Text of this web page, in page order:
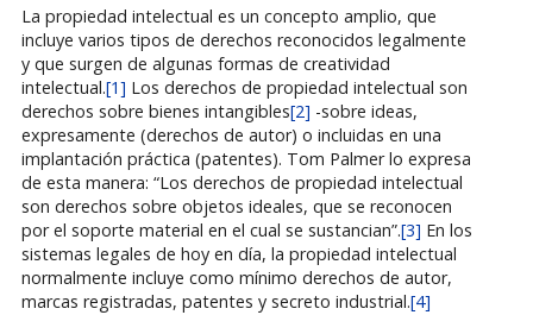
La propiedad intelectual es un concepto amplio, que
incluye varios tipos de derechos reconocidos legalmente
y que surgen de algunas formas de creatividad
intelectual.[1] Los derechos de propiedad intelectual son
derechos sobre bienes intangibles[2] -sobre ideas,
expresamente (derechos de autor) o incluidas en una
implantación práctica (patentes). Tom Palmer lo expresa
de esta manera: “Los derechos de propiedad intelectual
son derechos sobre objetos ideales, que se reconocen
por el soporte material en el cual se sustancian”.[3] En los
sistemas legales de hoy en día, la propiedad intelectual
normalmente incluye como mínimo derechos de autor,
marcas registradas, patentes y secreto industrial.[4]